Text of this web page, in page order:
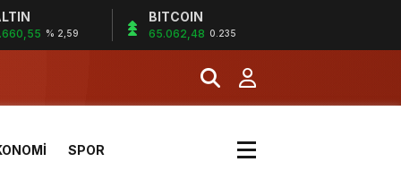
% 2,59
BITCOIN
65.062,48 0.235
SPOR